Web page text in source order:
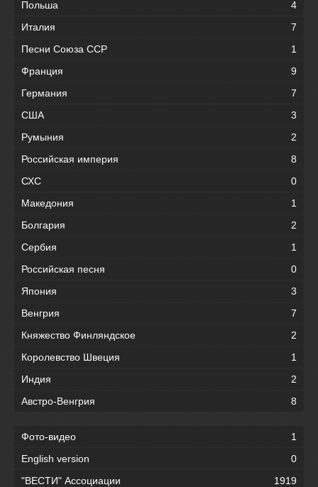
Польша
4
Италия
7
Песни Союза ССР
1
Франция
9
Германия
7
США
3
Румыния
2
Российская империя
8
СХС
0
Македония
1
Болгария
2
Сербия
1
Российская песня
0
Япония
3
Венгрия
7
Княжество Финляндское
2
Королевство Швеция
1
Индия
2
Австро-Венгрия
8
Фото-видео
1
English version
0
"ВЕСТИ" Ассоциации
1919